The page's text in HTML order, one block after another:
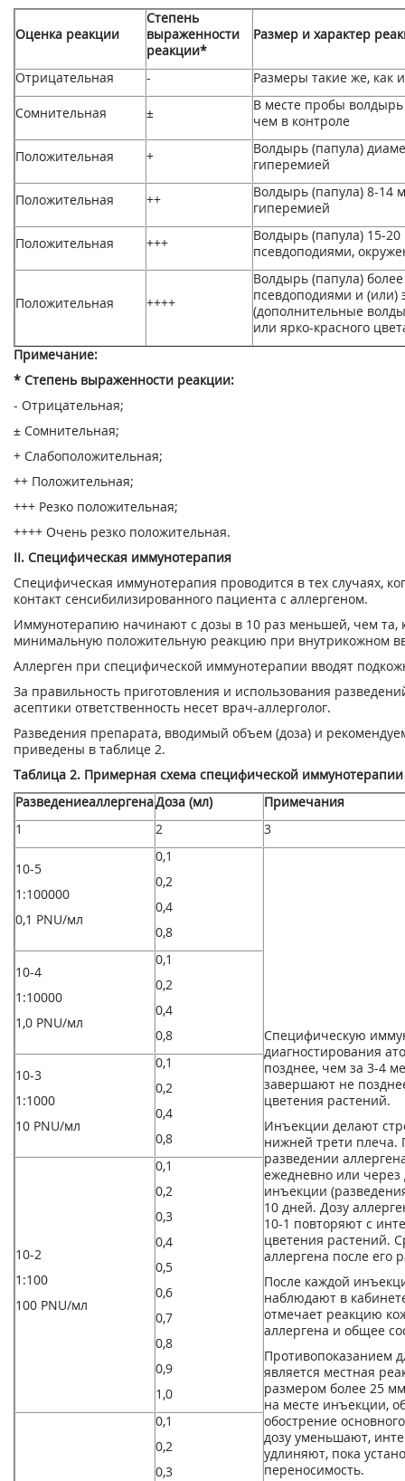
Оценка реакции
Степень
выраженности
реакции*
Размер и характер
Отрицательная - Размеры такие же, как
Сомнительная ±
В месте пробы
чем в контроле
Положительная +
Волдырь (папула)
гиперемией
Положительная ++
Волдырь (папула) 8-14
гиперемией
Положительная +++
Волдырь (папула) 15-
псевдоподиями,
Положительная ++++
Волдырь (папула)
псевдоподиями и (или)
(дополнительные
или ярко-красного
Примечание:
* Степень выраженности реакции:
- Отрицательная;
± Сомнительная;
+ Слабоположительная;
++ Положительная;
+++ Резко положительная;
++++ Очень резко положительная.
II. Специфическая иммунотерапия
Специфическая иммунотерапия проводится в тех случаях,
контакт сенсибилизированного пациента с аллергеном.
Иммунотерапию начинают с дозы в 10 раз меньшей, чем та,
минимальную положительную реакцию при внутрикожном
Аллерген при специфической иммунотерапии вводят
За правильность приготовления и использования
асептики ответственность несет врач-аллерголог.
Разведения препарата, вводимый объем (доза) и
приведены в таблице 2.
Таблица 2. Примерная схема специфической
РазведениеаллергенаДоза (мл)
Примечания
1
2 3
10-5
1:100000
0,1 PNU/мл
0,1
0,2
0,4
0,8
Специфическую
диагностирования
позднее, чем за 3-4
завершают не
цветения растений.
Инъекции делают
нижней трети
разведении
ежедневно или
инъекции
10 дней. Дозу
10-1 повторяют с
цветения растений.
аллергена после его
После каждой
наблюдают в
отмечает реакцию
аллергена и общее
Противопоказанием
является местная
размером более 25
на месте инъекции,
обострение
дозу уменьшают,
удлиняют, пока
переносимость.
10-4
1:10000
1,0 PNU/мл
0,1
0,2
0,4
0,8
10-3
1:1000
10 PNU/мл
0,1
0,2
0,4
0,8
10-2
1:100
100 PNU/мл
0,1
0,2
0,3
0,4
0,5
0,6
0,7
0,8
0,9
1,0
0,1
0,2
0,3